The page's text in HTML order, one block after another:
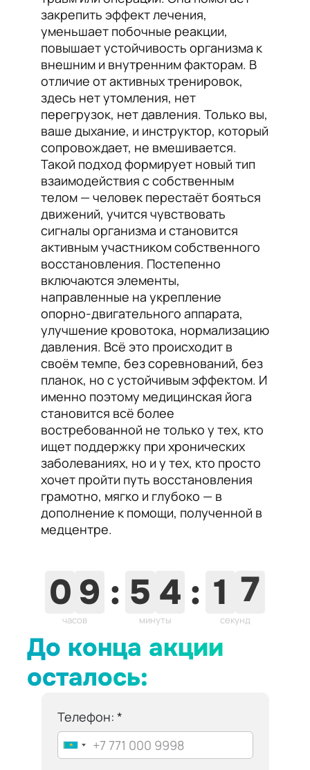
закрепить эффект лечения,
уменьшает побочные реакции,
повышает устойчивость организма к
внешним и внутренним факторам. В
отличие от активных тренировок,
здесь нет утомления, нет
перегрузок, нет давления. Только вы,
ваше дыхание, и инструктор, который
сопровождает, не вмешивается.
Такой подход формирует новый тип
взаимодействия с собственным
телом — человек перестаёт бояться
движений, учится чувствовать
сигналы организма и становится
активным участником собственного
восстановления. Постепенно
включаются элементы,
направленные на укрепление
опорно-двигательного аппарата,
улучшение кровотока, нормализацию
давления. Всё это происходит в
своём темпе, без соревнований, без
планок, но с устойчивым эффектом. И
именно поэтому медицинская йога
становится всё более
востребованной не только у тех, кто
ищет поддержку при хронических
заболеваниях, но и у тех, кто просто
хочет пройти путь восстановления
грамотно, мягко и глубоко — в
дополнение к помощи, полученной в
медцентре.
0 9 :
часов
5 4 :
минуты
1 6
секунд
До конца акции
осталось:
Телефон: